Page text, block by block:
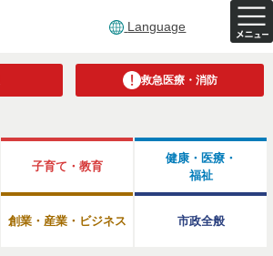
Language
救急医療・消防
子育て・教育
健康・医療・
福祉
創業・産業・ビジネス 市政全般